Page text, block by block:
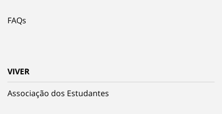
FAQs
VIVER
Associação dos Estudantes